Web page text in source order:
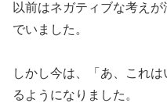
以前はネガティブな考え
でいました。
しかし今は、「あ、これ
るようになりました。